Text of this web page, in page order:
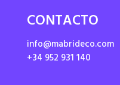
CONTACTO
info@mabrideco.com
+34 952 931 140